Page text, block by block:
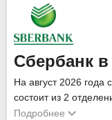
Сбербанк
На август 2026 года
состоит из 2
физических, так и
Подробнее